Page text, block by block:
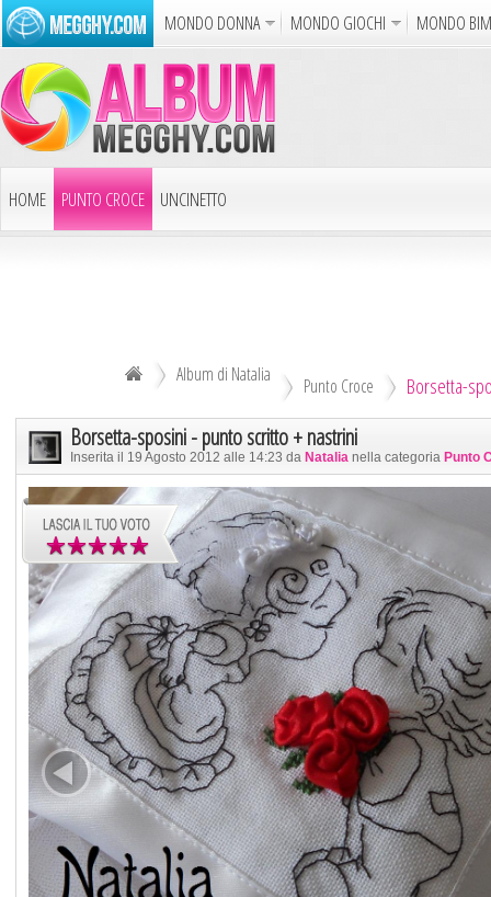
MONDO DONNA MONDO GIOCHI MONDO
Album Punto Croce Cucina
Azione Puzzle
Gif
HOME PUNTO CROCE UNCINETTO
Album di Natalia Punto Croce Borsetta-
Borsetta-sposini - punto scritto + nastrini
Inserita il 19 Agosto 2012 alle 14:23 da Natalia nella categoria Punto